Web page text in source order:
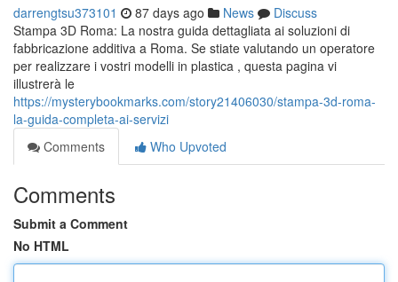
darrengtsu373101 87 days ago News
Discuss
Stampa 3D Roma: La nostra guida dettagliata ai soluzioni di
fabbricazione additiva a Roma. Se stiate valutando un operatore
per realizzare i vostri modelli in plastica , questa pagina vi
illustrerà le
https://mysterybookmarks.com/story21406030/stampa-3d-roma-
la-guida-completa-ai-servizi
Comments
Who Upvoted
Comments
Submit a Comment
No HTML